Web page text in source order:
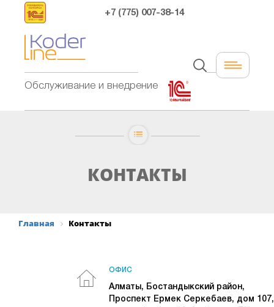
Обслуживание и внедрение
+7 (775) 007-38-14
КОНТАКТЫ
Главная Контакты
ОФИС
Алматы, Бостандыкский район,
Проспект Ермек Серкебаев, дом 107,